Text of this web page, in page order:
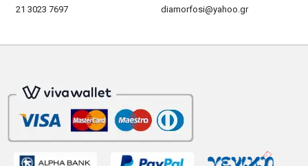
21 3023 7697 diamorfosi@yahoo.gr